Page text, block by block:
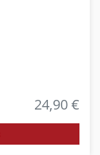
24,90 €